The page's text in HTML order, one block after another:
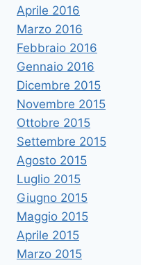
Aprile 2016
Marzo 2016
Febbraio 2016
Gennaio 2016
Dicembre 2015
Novembre 2015
Ottobre 2015
Settembre 2015
Agosto 2015
Luglio 2015
Giugno 2015
Maggio 2015
Aprile 2015
Marzo 2015